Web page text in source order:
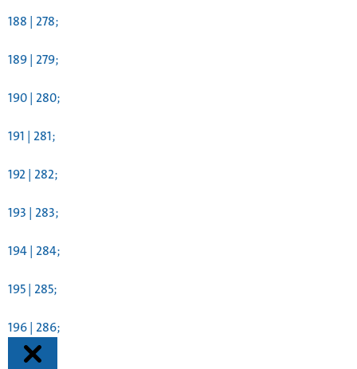
188 | 278;
189 | 279;
190 | 280;
191 | 281;
192 | 282;
193 | 283;
194 | 284;
195 | 285;
196 | 286;